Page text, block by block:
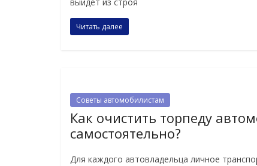
Читать далее
Советы автомобилистам
Как очистить торпеду
самостоятельно?
Для каждого автовладельца личное